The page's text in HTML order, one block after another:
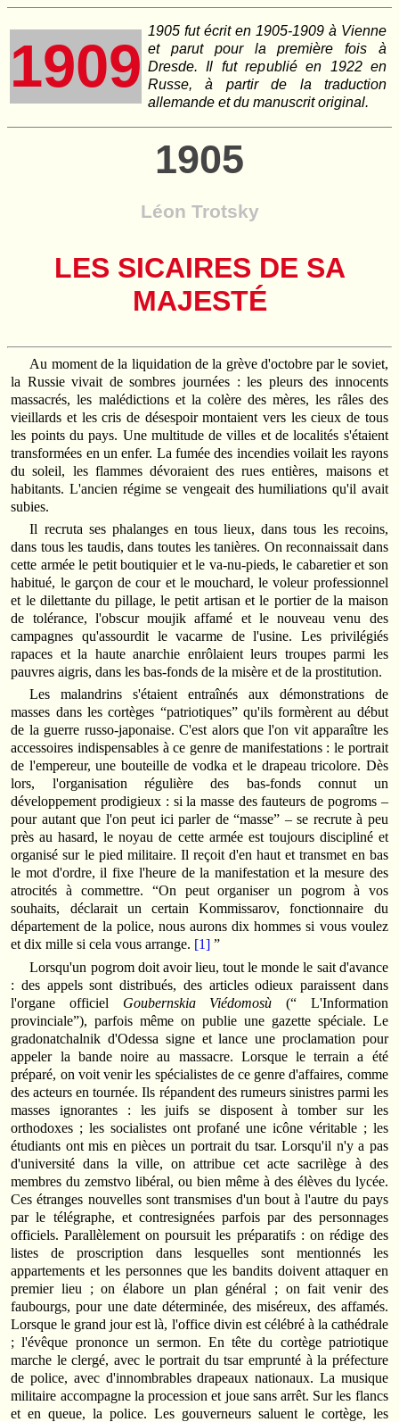
1909
1905 fut écrit en 1905-1909 à Vienne
et parut pour la première fois à
Dresde. Il fut republié en 1922 en
Russe, à partir de la traduction
allemande et du manuscrit original.
1905
Léon Trotsky
LES SICAIRES DE SA
MAJESTÉ
Au moment de la liquidation de la grève d'octobre par le soviet,
la Russie vivait de sombres journées : les pleurs des innocents
massacrés, les malédictions et la colère des mères, les râles des
vieillards et les cris de désespoir montaient vers les cieux de tous
les points du pays. Une multitude de villes et de localités s'étaient
transformées en un enfer. La fumée des incendies voilait les rayons
du soleil, les flammes dévoraient des rues entières, maisons et
habitants. L'ancien régime se vengeait des humiliations qu'il avait
subies.
Il recruta ses phalanges en tous lieux, dans tous les recoins,
dans tous les taudis, dans toutes les tanières. On reconnaissait dans
cette armée le petit boutiquier et le va‑nu‑pieds, le cabaretier et son
habitué, le garçon de cour et le mouchard, le voleur professionnel
et le dilettante du pillage, le petit artisan et le portier de la maison
de tolérance, l'obscur moujik affamé et le nouveau venu des
campagnes qu'assourdit le vacarme de l'usine. Les privilégiés
rapaces et la haute anarchie enrôlaient leurs troupes parmi les
pauvres aigris, dans les bas‑fonds de la misère et de la prostitution.
Les malandrins s'étaient entraînés aux démonstrations de
masses dans les cortèges “patriotiques” qu'ils formèrent au début
de la guerre russo‑japonaise. C'est alors que l'on vit apparaître les
accessoires indispensables à ce genre de manifestations : le portrait
de l'empereur, une bouteille de vodka et le drapeau tricolore. Dès
lors, l'organisation régulière des bas‑fonds connut un
développement prodigieux : si la masse des fauteurs de pogroms –
pour autant que l'on peut ici parler de “masse” – se recrute à peu
près au hasard, le noyau de cette armée est toujours discipliné et
organisé sur le pied militaire. Il reçoit d'en haut et transmet en bas
le mot d'ordre, il fixe l'heure de la manifestation et la mesure des
atrocités à commettre. “On peut organiser un pogrom à vos
souhaits, déclarait un certain Kommissarov, fonctionnaire du
département de la police, nous aurons dix hommes si vous voulez
et dix mille si cela vous arrange. [1] ”
Lorsqu'un pogrom doit avoir lieu, tout le monde le sait d'avance
: des appels sont distribués, des articles odieux paraissent dans
l'organe officiel Goubernskia Viédomosù (“ L'Information
provinciale”), parfois même on publie une gazette spéciale. Le
gradonatchalnik d'Odessa signe et lance une proclamation pour
appeler la bande noire au massacre. Lorsque le terrain a été
préparé, on voit venir les spécialistes de ce genre d'affaires, comme
des acteurs en tournée. Ils répandent des rumeurs sinistres parmi les
masses ignorantes : les juifs se disposent à tomber sur les
orthodoxes ; les socialistes ont profané une icône véritable ; les
étudiants ont mis en pièces un portrait du tsar. Lorsqu'il n'y a pas
d'université dans la ville, on attribue cet acte sacrilège à des
membres du zemstvo libéral, ou bien même à des élèves du lycée.
Ces étranges nouvelles sont transmises d'un bout à l'autre du pays
par le télégraphe, et contresignées parfois par des personnages
officiels. Parallèlement on poursuit les préparatifs : on rédige des
listes de proscription dans lesquelles sont mentionnés les
appartements et les personnes que les bandits doivent attaquer en
premier lieu ; on élabore un plan général ; on fait venir des
faubourgs, pour une date déterminée, des miséreux, des affamés.
Lorsque le grand jour est là, l'office divin est célébré à la cathédrale
; l'évêque prononce un sermon. En tête du cortège patriotique
marche le clergé, avec le portrait du tsar emprunté à la préfecture
de police, avec d'innombrables drapeaux nationaux. La musique
militaire accompagne la procession et joue sans arrêt. Sur les flancs
et en queue, la police. Les gouverneurs saluent le cortège, les